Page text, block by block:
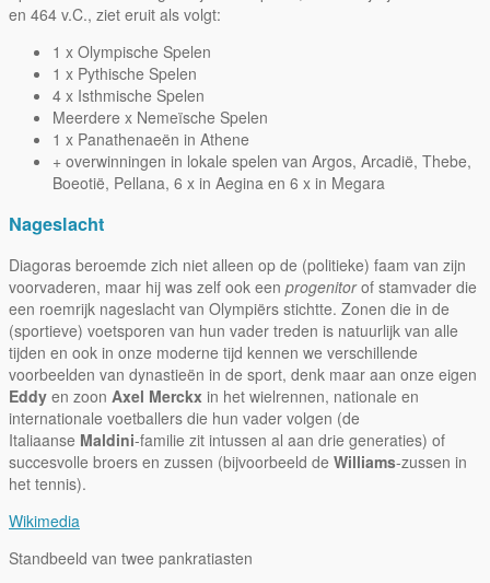
en 464 v.C., ziet eruit als volgt:
1 x Olympische Spelen
1 x Pythische Spelen
4 x Isthmische Spelen
Meerdere x Nemeïsche Spelen
1 x Panathenaeën in Athene
+ overwinningen in lokale spelen van Argos, Arcadië, Thebe,
Boeotië, Pellana, 6 x in Aegina en 6 x in Megara
Nageslacht
Diagoras beroemde zich niet alleen op de (politieke) faam van zijn
voorvaderen, maar hij was zelf ook een progenitorof stamvader die
een roemrijk nageslacht van Olympiërs stichtte. Zonen die in de
(sportieve) voetsporen van hun vader treden is natuurlijk van alle
tijden en ook in onze moderne tijd kennen we verschillende
voorbeelden van dynastieën in de sport, denk maar aan onze eigen
Eddy en zoon Axel Merckx in het wielrennen, nationale en
internationale voetballers die hun vader volgen (de
Italiaanse Maldini-familie zit intussen al aan drie generaties) of
succesvolle broers en zussen (bijvoorbeeld de Williams-zussen in
het tennis).
Wikimedia
Standbeeld van twee pankratiasten